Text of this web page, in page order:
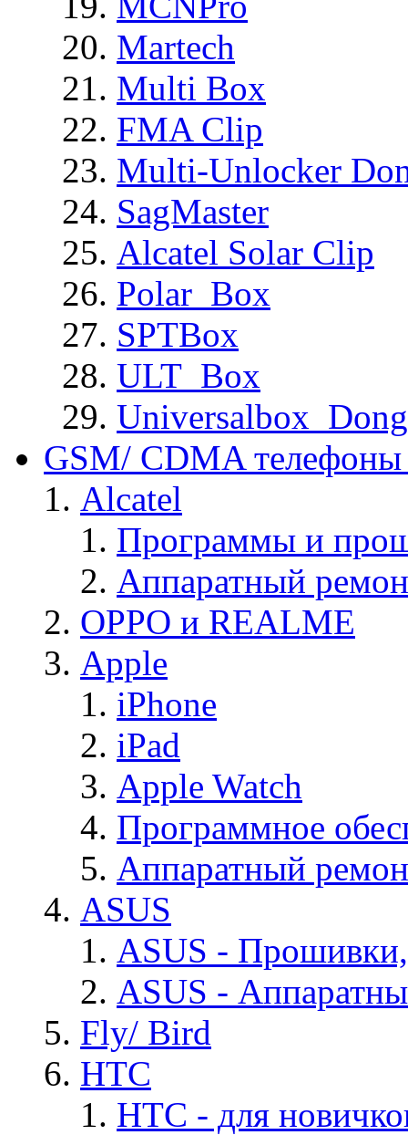
Martech
Multi Box
FMA Clip
Multi-Unlocker
SagMaster
Alcatel Solar Clip
Polar_Box
SPTBox
ULT_Box
GSM/ CDMA
Alcatel
Программы и
Аппаратный
OPPO и REALME
Apple
iPhone
iPad
Apple Watch
Программное
Аппаратный
ASUS
ASUS -
ASUS -
Fly/ Bird
HTC
HTC - для